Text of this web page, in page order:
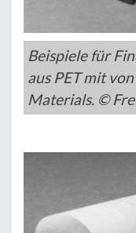
Beispiele für
aus PET mit
Materials. ©